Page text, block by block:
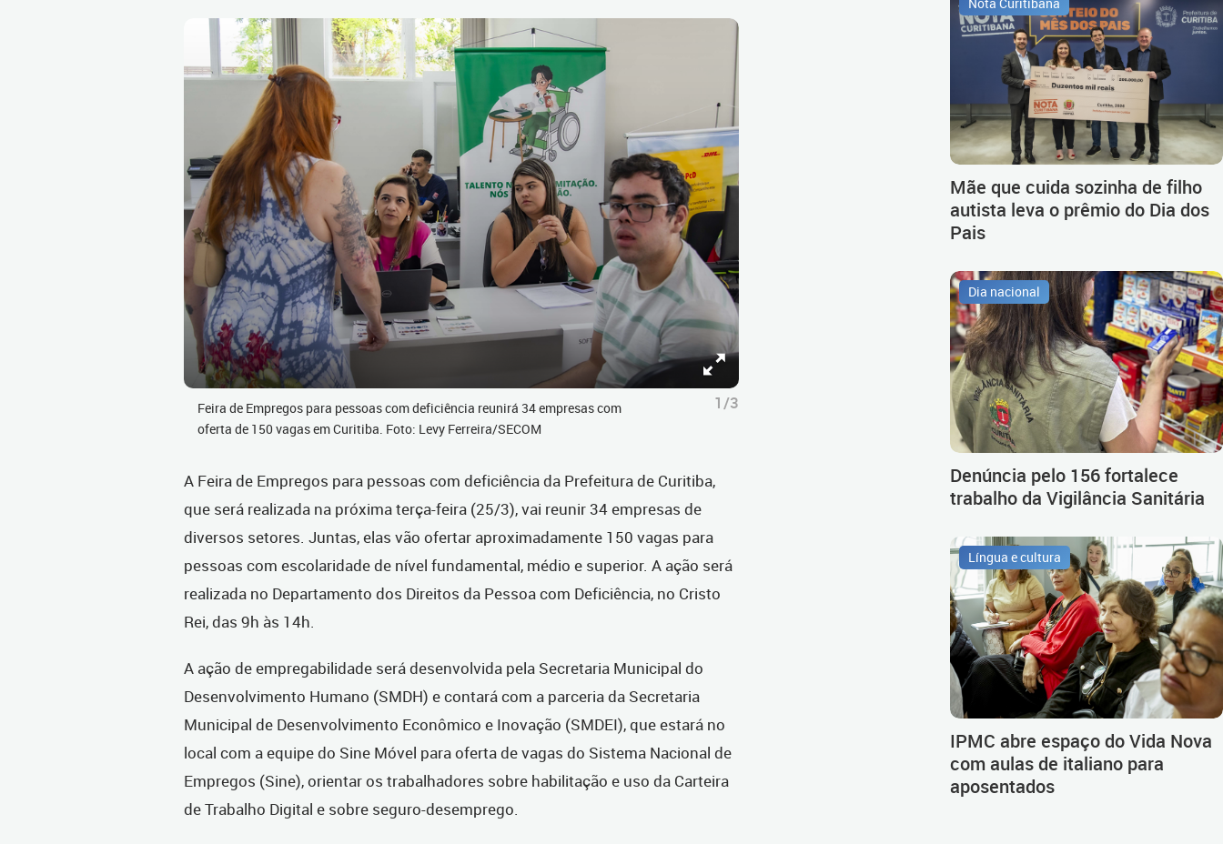
Feira de Empregos para pessoas com deficiência reunirá 34 empresas com
oferta de 150 vagas em Curitiba. Foto: Levy Ferreira/SECOM
1/3
A Feira de Empregos para pessoas com deficiência da Prefeitura de Curitiba,
que será realizada na próxima terça-feira (25/3), vai reunir 34 empresas de
diversos setores. Juntas, elas vão ofertar aproximadamente 150 vagas para
pessoas com escolaridade de nível fundamental, médio e superior. A ação será
realizada no Departamento dos Direitos da Pessoa com Deficiência, no Cristo
Rei, das 9h às 14h.
A ação de empregabilidade será desenvolvida pela Secretaria Municipal do
Desenvolvimento Humano (SMDH) e contará com a parceria da Secretaria
Municipal de Desenvolvimento Econômico e Inovação (SMDEI), que estará no
local com a equipe do Sine Móvel para oferta de vagas do Sistema Nacional de
Empregos (Sine), orientar os trabalhadores sobre habilitação e uso da Carteira
de Trabalho Digital e sobre seguro-desemprego.
Nota Curitibana
Mãe que cuida sozinha de filho
autista leva o prêmio do Dia dos
Pais
Dia nacional
Denúncia pelo 156 fortalece
trabalho da Vigilância Sanitária
Língua e cultura
IPMC abre espaço do Vida Nova
com aulas de italiano para
aposentados